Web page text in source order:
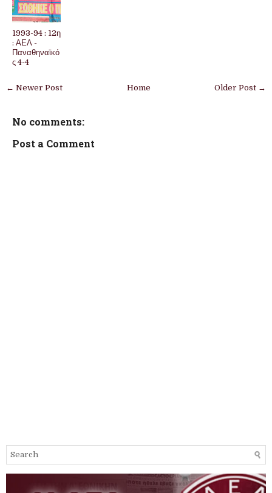
1993-94 : 12η
: ΑΕΛ -
Παναθηναϊκό
ς 4-4
← Newer Post Older Post →
Home
No comments:
Post a Comment